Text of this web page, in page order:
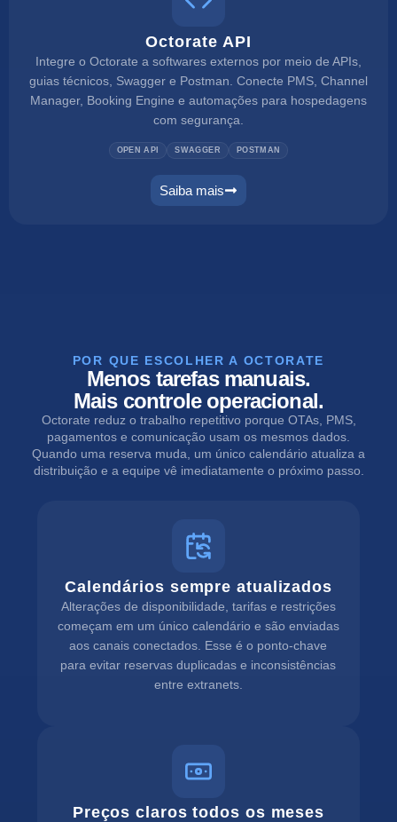
Octorate API
Integre o Octorate a softwares externos por meio de APIs,
guias técnicos, Swagger e Postman. Conecte PMS, Channel
Manager, Booking Engine e automações para hospedagens
com segurança.
OPEN API SWAGGER POSTMAN
Saiba mais
POR QUE ESCOLHER A OCTORATE
Menos tarefas manuais.
Mais controle operacional.
Octorate reduz o trabalho repetitivo porque OTAs, PMS,
pagamentos e comunicação usam os mesmos dados.
Quando uma reserva muda, um único calendário atualiza a
distribuição e a equipe vê imediatamente o próximo passo.
Calendários sempre atualizados
Alterações de disponibilidade, tarifas e restrições
começam em um único calendário e são enviadas
aos canais conectados. Esse é o ponto-chave
para evitar reservas duplicadas e inconsistências
entre extranets.
Preços claros todos os meses